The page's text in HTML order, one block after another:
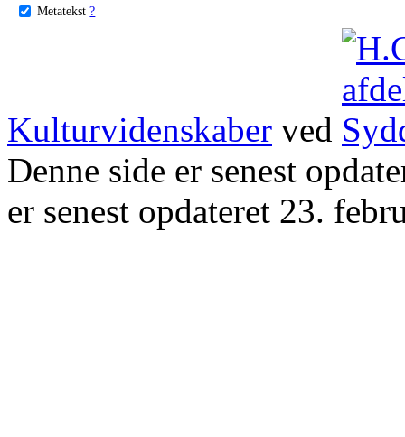
Metatekst ?
Kulturvidenskaber ved
Denne side er senest
er senest opdateret 23.